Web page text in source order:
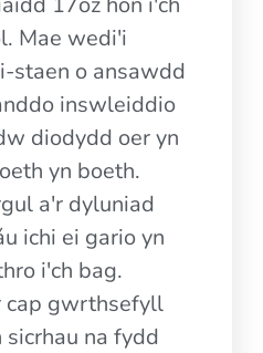
Mae wedi'i
staen o ansawdd
inswleiddio
diodydd oer yn
yn boeth.
a'r dyluniad
ichi ei gario yn
i'ch bag.
cap gwrthsefyll
na fydd